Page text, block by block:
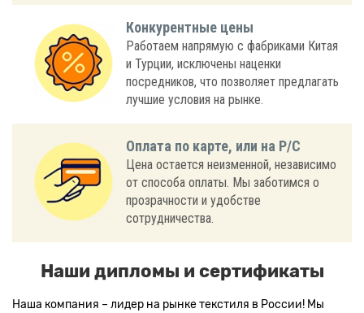
Конкурентные цены
Работаем напрямую с фабриками Китая
и Турции, исключены наценки
посредников, что позволяет предлагать
лучшие условия на рынке.
Оплата по карте, или на Р/С
Цена остается неизменной, независимо
от способа оплаты. Мы заботимся о
прозрачности и удобстве
сотрудничества.
Наши дипломы и сертификаты
Наша компания – лидер на рынке текстиля в России! Мы